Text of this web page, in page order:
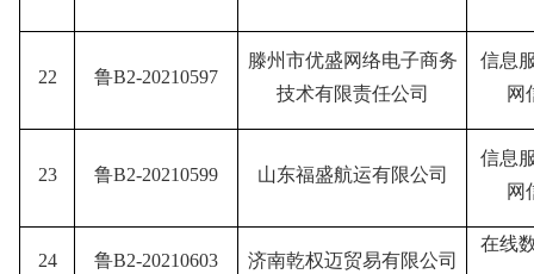
22 鲁B2-20210597
滕州市优盛网络电子商务
技术有限责任公司
信息
网
23 鲁B2-20210599 山东福盛航运有限公司
信息
网
24 鲁B2-20210603 济南乾权迈贸易有限公司
在线